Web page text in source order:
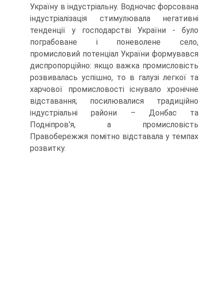
Україну в індустріальну. Водночас форсована
індустріалізація стимулювала негативні
тенденції у господарстві України - було
пограбоване і поневолене село,
промисловий потенціал України формувався
диспропорційно: якщо важка промисловість
розвивалась успішно, то в галузі легкої та
харчової промисловості існувало хронічне
відставання; посилювалися традиційно
індустріальні райони – Донбас та
Подніпров’я, а промисловість
Правобережжя помітно відставала у темпах
розвитку.